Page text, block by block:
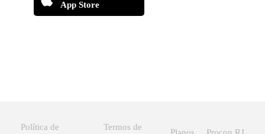
App Store
Política de
Termos de